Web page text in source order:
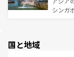
シンガ
国と地域